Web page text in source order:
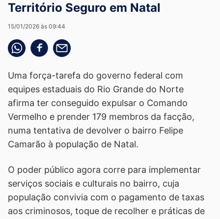
Território Seguro em Natal
15/01/2026 às 09:44
Compartilhe pelo whatsapp
Compartilhar no facebook
Compartilhe pelo email
Uma força-tarefa do governo federal com
equipes estaduais do Rio Grande do Norte
afirma ter conseguido expulsar o Comando
Vermelho e prender 179 membros da facção,
numa tentativa de devolver o bairro Felipe
Camarão à população de Natal.
O poder público agora corre para implementar
serviços sociais e culturais no bairro, cuja
população convivia com o pagamento de taxas
aos criminosos, toque de recolher e práticas de